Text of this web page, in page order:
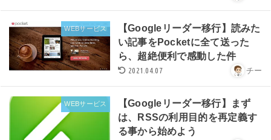
WEBサービス
【Googleリーダー移行】読みた
い記事をPocketに全て送った
ら、超絶便利で感動した件
2021.04.07 チー
WEBサービス
【Googleリーダー移行】まず
は、RSSの利用目的を再定義す
る事から始めよう